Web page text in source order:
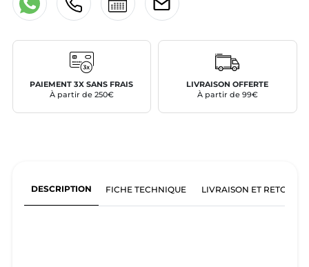
PAIEMENT 3X SANS FRAIS
À partir de 250€
LIVRAISON OFFERTE
À partir de 99€
DESCRIPTION FICHE TECHNIQUE LIVRAISON ET RETOURS